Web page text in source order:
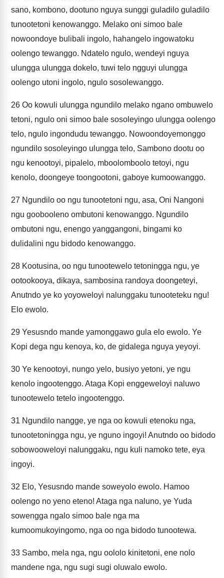
sano, kombono, dootuno nguya sunggi guladilo guladilo
tunootetoni kenowanggo. Melako oni simoo bale
nowoondoye bulibali ingolo, hahangelo ingowatoku
oolengo tewanggo. Ndatelo ngulo, wendeyi nguya
ulungga ulungga dokelo, tuwi telo ngguyi ulungga
oolengo utoni ingolo, ngulo sosolewanggo.
26 Oo kowuli ulungga ngundilo melako ngano ombuwelo
tetoni, ngulo oni simoo bale sosoleyingo ulungga oolengo
telo, ngulo ingondudu tewanggo. Nowoondoyemonggo
ngundilo sosoleyingo ulungga telo, Sambono dootu oo
ngu kenootoyi, pipalelo, mboolomboolo tetoyi, ngu
kenolo, doongeye toongootoni, gaboye kumoowanggo.
27 Ngundilo oo ngu tunootetoni ngu, asa, Oni Nangoni
ngu goobooleno ombutoni kenowanggo. Ngundilo
ombutoni ngu, enengo yanggangoni, bingami ko
dulidalini ngu bidodo kenowanggo.
28 Kootusina, oo ngu tunootewelo tetoningga ngu, ye
ootookooya, dikaya, sambosina randoya doongeteyi,
Anutndo ye ko yoyoweloyi nalunggaku tunooteteku ngu!
Elo ewolo.
29 Yesusndo mande yamonggawo gula elo ewolo. Ye
Kopi dega ngu kenoya, ko, de gidalega nguya yeyoyi.
30 Ye kenootoyi, nungo yelo, busiyo yetoni, ye ngu
kenolo ingootenggo. Ataga Kopi enggeweloyi naluwo
tunootewelo tetelo ingootenggo.
31 Ngundilo nangge, ye nga oo kowuli etenoku nga,
tunootetoningga ngu, ye nguno ingoyi! Anutndo oo bidodo
sobowooweloyi nalunggaku, ngu kuli namoko tete, eya
ingoyi.
32 Elo, Yesusndo mande soweyolo ewolo. Hamoo
oolengo no yeno eteno! Ataga nga naluno, ye Yuda
sowengga ngalo simoo bale nga ma
kumoomukoyingomo, nga oo nga bidodo tunootewa.
33 Sambo, mela nga, ngu oololo kinitetoni, ene nolo
mandene nga, ngu sugi sugi oluwalo ewolo.